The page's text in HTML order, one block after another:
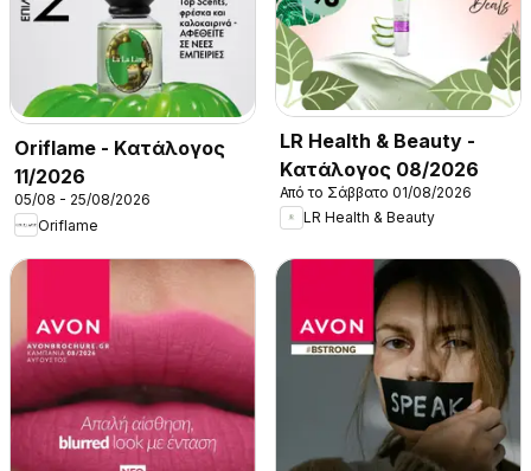
Oriflame - Kατάλογος
11/2026
05/08 - 25/08/2026
Oriflame
LR Health & Beauty -
Kατάλογος 08/2026
Από το Σάββατο 01/08/2026
LR Health & Beauty